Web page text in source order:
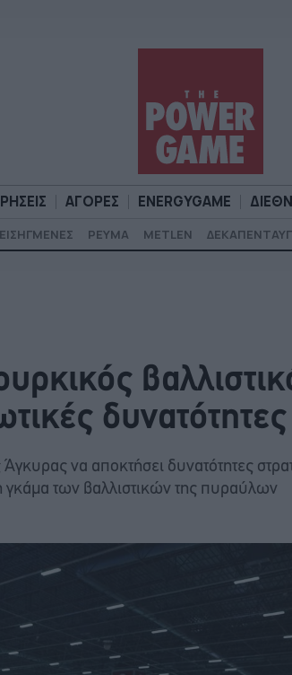
ΑΓΟΡΕΣ ENERGYGAME
ΕΙΣΗΓΜΕΝΕΣ ΡΕΥΜΑ METLEN
δυνατότητες
να αποκτήσει δυνατότητες
γκάμα των βαλλιστικών της πυραύλων